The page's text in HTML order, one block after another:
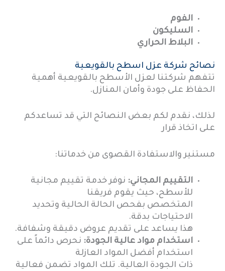
الفوم
السليكون
البلاط الحراري
نصائح شركة عزل اسطح بالقويعية
تتفهم شركتنا لعزل الأسطح بالقويعية أهمية
الحفاظ على جودة وأمان المنازل.
لذلك، نقدم لكم بعض النصائح التي قد تساعدكم
على اتخاذ قرار
مستنير والاستفادة القصوى من خدماتنا:
التقييم المجاني: نوفر خدمة تقييم مجانية
للأسطح، حيث يقوم فريقنا
المتخصص بفحص الحالة الحالية وتحديد
الاحتياجات بدقة.
هذا يساعد على تقديم عروض دقيقة وشفافة.
استخدام مواد عالية الجودة: نحرص دائماً على
استخدام أفضل المواد العازلة
ذات الجودة العالية. تلك المواد تضمن فعالية